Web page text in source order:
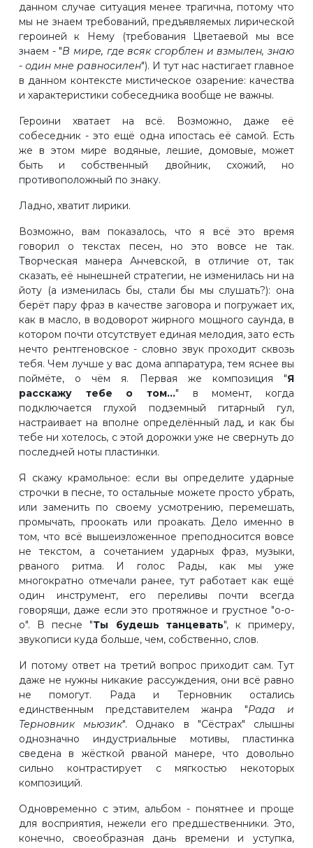
данном случае ситуация менее трагична, потому что
мы не знаем требований, предъявляемых лирической
героиней к Нему (требования Цветаевой мы все
знаем - "В мире, где всяк сгорблен и взмылен, знаю
- один мне равносилен"). И тут нас настигает главное
в данном контексте мистическое озарение: качества
и характеристики собеседника вообще не важны.
Героини хватает на всё. Возможно, даже её
собеседник - это ещё одна ипостась её самой. Есть
же в этом мире водяные, лешие, домовые, может
быть и собственный двойник, схожий, но
противоположный по знаку.
Ладно, хватит лирики.
Возможно, вам показалось, что я всё это время
говорил о текстах песен, но это вовсе не так.
Творческая манера Анчевской, в отличие от, так
сказать, её нынешней стратегии, не изменилась ни на
йоту (а изменилась бы, стали бы мы слушать?): она
берёт пару фраз в качестве заговора и погружает их,
как в масло, в водоворот жирного мощного саунда, в
котором почти отсутствует единая мелодия, зато есть
нечто рентгеновское - словно звук проходит сквозь
тебя. Чем лучше у вас дома аппаратура, тем яснее вы
поймёте, о чём я. Первая же композиция "Я
расскажу тебе о том..." в момент, когда
подключается глухой подземный гитарный гул,
настраивает на вполне определённый лад, и как бы
тебе ни хотелось, с этой дорожки уже не свернуть до
последней ноты пластинки.
Я скажу крамольное: если вы определите ударные
строчки в песне, то остальные можете просто убрать,
или заменить по своему усмотрению, перемешать,
промычать, проокать или проакать. Дело именно в
том, что всё вышеизложенное преподносится вовсе
не текстом, а сочетанием ударных фраз, музыки,
рваного ритма. И голос Рады, как мы уже
многократно отмечали ранее, тут работает как ещё
один инструмент, его переливы почти всегда
говорящи, даже если это протяжное и грустное "о-о-
о". В песне "Ты будешь танцевать", к примеру,
звукописи куда больше, чем, собственно, слов.
И потому ответ на третий вопрос приходит сам. Тут
даже не нужны никакие рассуждения, они всё равно
не помогут. Рада и Терновник остались
единственным представителем жанра "Рада и
Терновник мьюзик". Однако в "Сёстрах" слышны
однозначно индустриальные мотивы, пластинка
сведена в жёсткой рваной манере, что довольно
сильно контрастирует с мягкостью некоторых
композиций.
Одновременно с этим, альбом - понятнее и проще
для восприятия, нежели его предшественники. Это,
конечно, своеобразная дань времени и уступка,